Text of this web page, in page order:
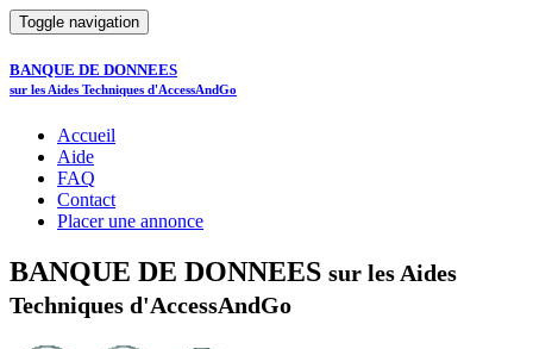
Toggle navigation
BANQUE DE DONNEES
sur les Aides Techniques d'AccessAndGo
Accueil
Aide
FAQ
Contact
Placer une annonce
BANQUE DE DONNEES sur les Aides
Techniques d'AccessAndGo